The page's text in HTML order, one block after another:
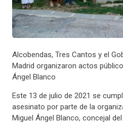
Alcobendas, Tres Cantos y el
Madrid organizaron actos
Ángel Blanco
Este 13 de julio de 2021 se
asesinato por parte de la
Miguel Ángel Blanco, concejal